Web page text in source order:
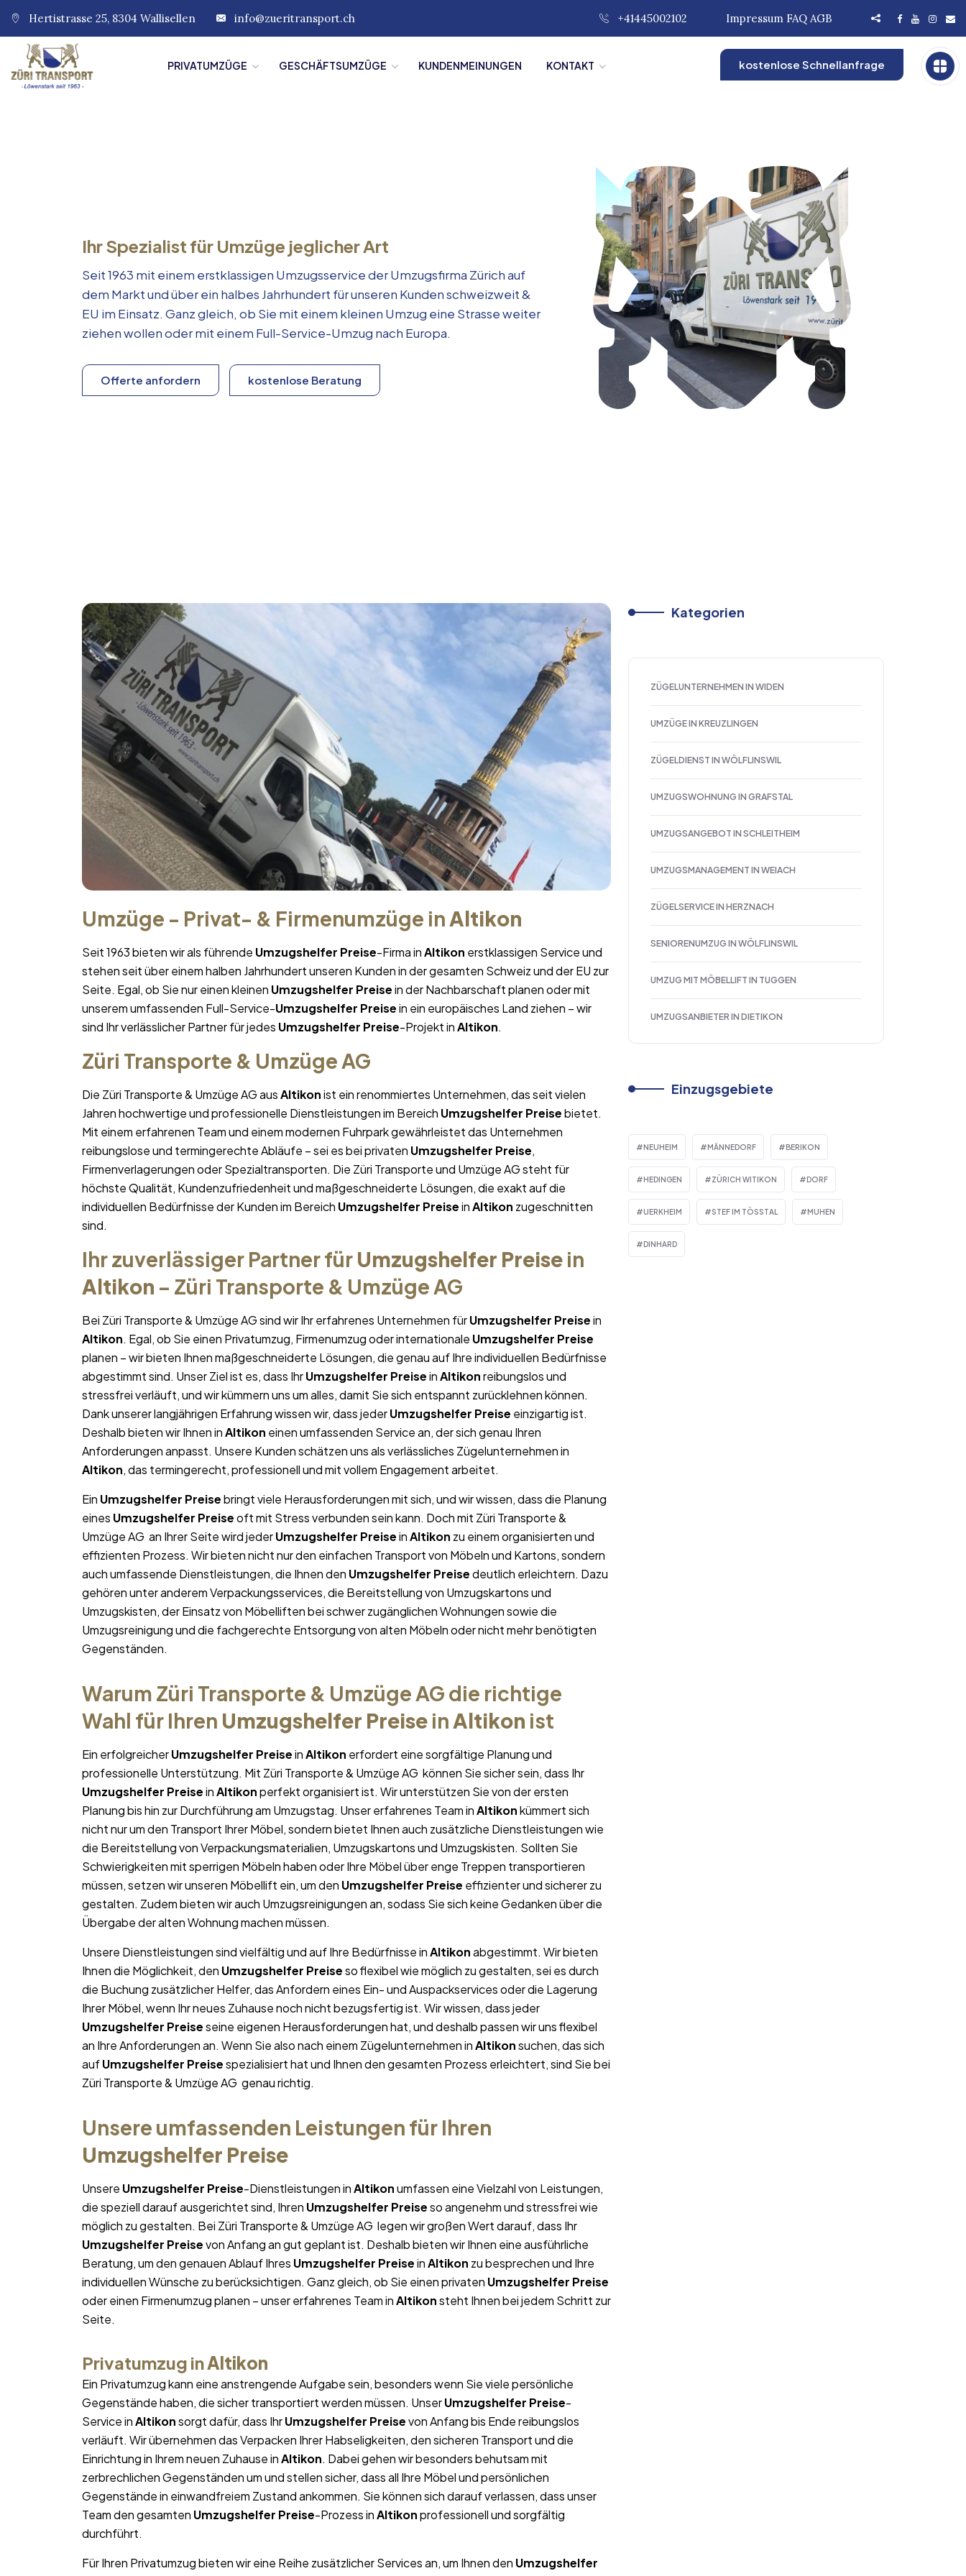
Hertistrasse 25, 8304 Wallisellen info@zueritransport.ch +41445002102 Impressum FAQ AGB
PRIVATUMZÜGE GESCHÄFTSUMZÜGE KUNDENMEINUNGEN KONTAKT kostenlose Schnellanfrage
Ihr Spezialist für Umzüge jeglicher Art
Seit 1963 mit einem erstklassigen Umzugsservice der Umzugsfirma Zürich auf
dem Markt und über ein halbes Jahrhundert für unseren Kunden schweizweit &
EU im Einsatz. Ganz gleich, ob Sie mit einem kleinen Umzug eine Strasse weiter
ziehen wollen oder mit einem Full-Service-Umzug nach Europa.
Offerte anfordern kostenlose Beratung
Umzüge - Privat- & Firmenumzüge inAltikon
Seit 1963 bieten wir als führende Umzugshelfer Preise-Firma inAltikon erstklassigen Service und
stehen seit über einem halben Jahrhundert unseren Kunden in der gesamten Schweiz und der EU zur
Seite. Egal, ob Sie nur einen kleinen Umzugshelfer Preisein der Nachbarschaft planen oder mit
unserem umfassenden Full-Service-Umzugshelfer Preisein ein europäisches Land ziehen – wir
sind Ihr verlässlicher Partner für jedes Umzugshelfer Preise-Projekt inAltikon.
Züri Transporte & Umzüge AG
Die Züri Transporte & Umzüge AG ausAltikonist ein renommiertes Unternehmen, das seit vielen
Jahren hochwertige und professionelle Dienstleistungen im Bereich Umzugshelfer Preisebietet.
Mit einem erfahrenen Team und einem modernen Fuhrpark gewährleistet das Unternehmen
reibungslose und termingerechte Abläufe – sei es bei privaten Umzugshelfer Preise,
Firmenverlagerungen oder Spezialtransporten. Die Züri Transporte und Umzüge AG steht für
höchste Qualität, Kundenzufriedenheit und maßgeschneiderte Lösungen, die exakt auf die
individuellen Bedürfnisse der Kunden im Bereich Umzugshelfer PreiseinAltikon zugeschnitten
sind.
Ihr zuverlässiger Partner für Umzugshelfer Preise in
Altikon – Züri Transporte & Umzüge AG
Bei Züri Transporte & Umzüge AG sind wir Ihr erfahrenes Unternehmen fürUmzugshelfer Preisein
Altikon. Egal, ob Sie einen Privatumzug, Firmenumzug oder internationale Umzugshelfer Preise
planen – wir bieten Ihnen maßgeschneiderte Lösungen, die genau auf Ihre individuellen Bedürfnisse
abgestimmt sind. Unser Ziel ist es, dass IhrUmzugshelfer PreiseinAltikonreibungslos und
stressfrei verläuft, und wir kümmern uns um alles, damit Sie sich entspannt zurücklehnen können.
Dank unserer langjährigen Erfahrung wissen wir, dass jederUmzugshelfer Preise einzigartig ist.
Deshalb bieten wir Ihnen inAltikon einen umfassenden Service an, der sich genau Ihren
Anforderungen anpasst. Unsere Kunden schätzen uns als verlässliches Zügelunternehmen in
Altikon, das termingerecht, professionell und mit vollem Engagement arbeitet.
Ein Umzugshelfer Preisebringt viele Herausforderungen mit sich, und wir wissen, dass die Planung
eines Umzugshelfer Preiseoft mit Stress verbunden sein kann. Doch mit Züri Transporte &
Umzüge AG an Ihrer Seite wird jederUmzugshelfer PreiseinAltikon zu einem organisierten und
effizienten Prozess. Wir bieten nicht nur den einfachen Transport von Möbeln und Kartons, sondern
auch umfassende Dienstleistungen, die Ihnen den Umzugshelfer Preisedeutlich erleichtern. Dazu
gehören unter anderem Verpackungsservices, die Bereitstellung von Umzugskartons und
Umzugskisten, der Einsatz von Möbelliften bei schwer zugänglichen Wohnungen sowie die
Umzugsreinigung und die fachgerechte Entsorgung von alten Möbeln oder nicht mehr benötigten
Gegenständen.
Warum Züri Transporte & Umzüge AG die richtige
Wahl für Ihren Umzugshelfer Preise inAltikon ist
Ein erfolgreicherUmzugshelfer PreiseinAltikon erfordert eine sorgfältige Planung und
professionelle Unterstützung. Mit Züri Transporte & Umzüge AG können Sie sicher sein, dass Ihr
Umzugshelfer PreiseinAltikonperfekt organisiert ist. Wir unterstützen Sie von der ersten
Planung bis hin zur Durchführung am Umzugstag. Unser erfahrenes Team inAltikonkümmert sich
nicht nur um den Transport Ihrer Möbel, sondern bietet Ihnen auch zusätzliche Dienstleistungen wie
die Bereitstellung von Verpackungsmaterialien, Umzugskartons und Umzugskisten. Sollten Sie
Schwierigkeiten mit sperrigen Möbeln haben oder Ihre Möbel über enge Treppen transportieren
müssen, setzen wir unseren Möbellift ein, um den Umzugshelfer Preise effizienter und sicherer zu
gestalten. Zudem bieten wir auch Umzugsreinigungen an, sodass Sie sich keine Gedanken über die
Übergabe der alten Wohnung machen müssen.
Unsere Dienstleistungen sind vielfältig und auf Ihre Bedürfnisse inAltikonabgestimmt. Wir bieten
Ihnen die Möglichkeit, den Umzugshelfer Preiseso flexibel wie möglich zu gestalten, sei es durch
die Buchung zusätzlicher Helfer, das Anfordern eines Ein- und Auspackservices oder die Lagerung
Ihrer Möbel, wenn Ihr neues Zuhause noch nicht bezugsfertig ist. Wir wissen, dass jeder
Umzugshelfer Preiseseine eigenen Herausforderungen hat, und deshalb passen wir uns flexibel
an Ihre Anforderungen an. Wenn Sie also nach einem Zügelunternehmen inAltikonsuchen, das sich
aufUmzugshelfer Preisespezialisiert hat und Ihnen den gesamten Prozess erleichtert, sind Sie bei
Züri Transporte & Umzüge AG genau richtig.
Unsere umfassenden Leistungen für Ihren
Umzugshelfer Preise
Unsere Umzugshelfer Preise-Dienstleistungen inAltikonumfassen eine Vielzahl von Leistungen,
die speziell darauf ausgerichtet sind, Ihren Umzugshelfer Preiseso angenehm und stressfrei wie
möglich zu gestalten. Bei Züri Transporte & Umzüge AG legen wir großen Wert darauf, dass Ihr
Umzugshelfer Preisevon Anfang an gut geplant ist. Deshalb bieten wir Ihnen eine ausführliche
Beratung, um den genauen Ablauf Ihres Umzugshelfer PreiseinAltikon zu besprechen und Ihre
individuellen Wünsche zu berücksichtigen. Ganz gleich, ob Sie einen privaten Umzugshelfer Preise
oder einen Firmenumzug planen – unser erfahrenes Team inAltikonsteht Ihnen bei jedem Schritt zur
Seite.
Privatumzug inAltikon
Ein Privatumzug kann eine anstrengende Aufgabe sein, besonders wenn Sie viele persönliche
Gegenstände haben, die sicher transportiert werden müssen. UnserUmzugshelfer Preise-
Service inAltikonsorgt dafür, dass IhrUmzugshelfer Preisevon Anfang bis Ende reibungslos
verläuft. Wir übernehmen das Verpacken Ihrer Habseligkeiten, den sicheren Transport und die
Einrichtung in Ihrem neuen Zuhause inAltikon. Dabei gehen wir besonders behutsam mit
zerbrechlichen Gegenständen um und stellen sicher, dass all Ihre Möbel und persönlichen
Gegenstände in einwandfreiem Zustand ankommen. Sie können sich darauf verlassen, dass unser
Team den gesamten Umzugshelfer Preise-Prozess inAltikonprofessionell und sorgfältig
durchführt.
Für Ihren Privatumzug bieten wir eine Reihe zusätzlicher Services an, um Ihnen den Umzugshelfer
Kategorien
ZÜGELUNTERNEHMEN IN WIDEN
UMZÜGE IN KREUZLINGEN
ZÜGELDIENST IN WÖLFLINSWIL
UMZUGSWOHNUNG IN GRAFSTAL
UMZUGSANGEBOT IN SCHLEITHEIM
UMZUGSMANAGEMENT IN WEIACH
ZÜGELSERVICE IN HERZNACH
SENIORENUMZUG IN WÖLFLINSWIL
UMZUG MIT MÖBELLIFT IN TUGGEN
UMZUGSANBIETER IN DIETIKON
Einzugsgebiete
NEUHEIM MÄNNEDORF BERIKON
HEDINGEN ZÜRICH WITIKON DORF
UERKHEIM STEF IM TÖSSTAL MUHEN
DINHARD